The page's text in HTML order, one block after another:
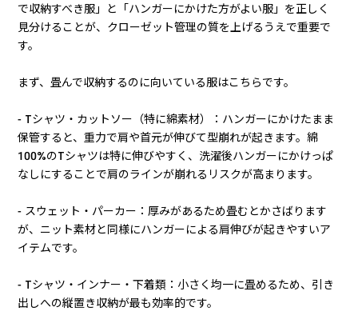
で収納すべき服」と「ハンガーにかけた方がよい服」を正しく
見分けることが、クローゼット管理の質を上げるうえで重要で
す。
まず、畳んで収納するのに向いている服はこちらです。
- Tシャツ・カットソー（特に綿素材）：ハンガーにかけたまま
保管すると、重力で肩や首元が伸びて型崩れが起きます。綿
100%のTシャツは特に伸びやすく、洗濯後ハンガーにかけっぱ
なしにすることで肩のラインが崩れるリスクが高まります。
- スウェット・パーカー：厚みがあるため畳むとかさばります
が、ニット素材と同様にハンガーによる肩伸びが起きやすいア
イテムです。
- Tシャツ・インナー・下着類：小さく均一に畳めるため、引き
出しへの縦置き収納が最も効率的です。